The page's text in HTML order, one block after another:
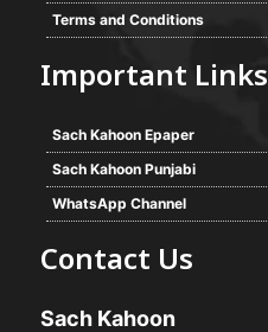
Terms and Conditions
Important Links
Sach Kahoon Epaper
Sach Kahoon Punjabi
WhatsApp Channel
Contact Us
Sach Kahoon